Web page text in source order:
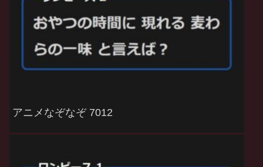
アニメなぞなぞ 7012